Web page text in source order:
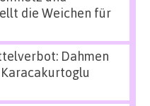
die Weichen für
Dahmen